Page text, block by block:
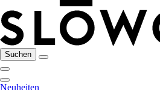
Suchen
Neuheiten